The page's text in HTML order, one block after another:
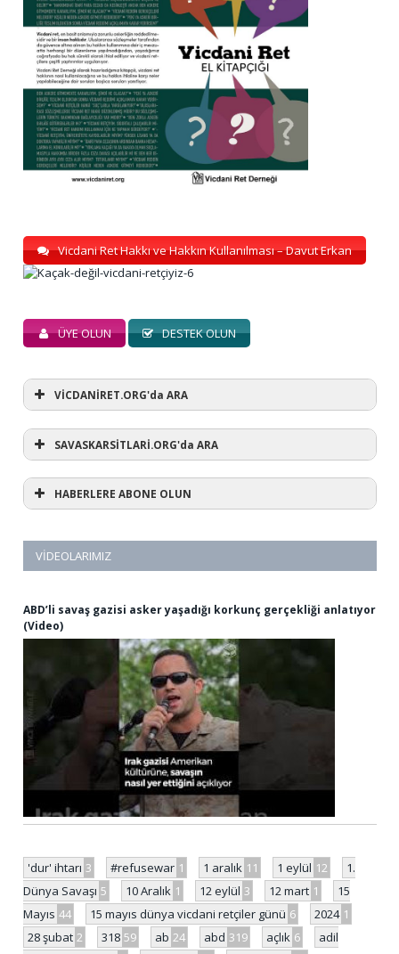
Vicdani Ret Hakkı ve Hakkın Kullanılması – Davut Erkan
ÜYE OLUN DESTEK OLUN
VİCDANİRET.ORG'da ARA
SAVASKARSİTLARİ.ORG'da ARA
HABERLERE ABONE OLUN
VIDEOLARIMIZ
ABD’li savaş gazisi asker yaşadığı korkunç gerçekliği anlatıyor
(Video)
'dur' ihtarı 3 #refusewar 1 1 aralık 11 1 eylül 12
1.
Dünya Savaşı 5 10 Aralık 1 12 eylül 3 12 mart 1
15
Mayıs 44 15 mayıs dünya vicdani retçiler günü 6 2024 1
28 şubat 2 318 59 ab 24 abd 319 açlık 6
adil